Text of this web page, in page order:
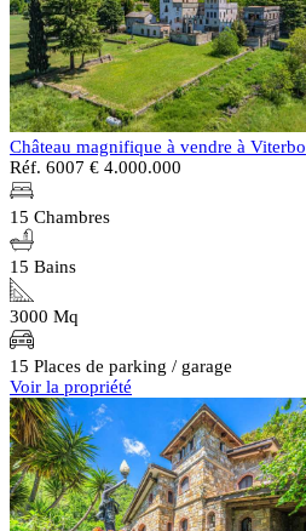
Château magnifique à vendre à Viterbo
Réf. 6007 € 4.000.000
15 Chambres
15 Bains
3000 Mq
15 Places de parking / garage
Voir la propriété